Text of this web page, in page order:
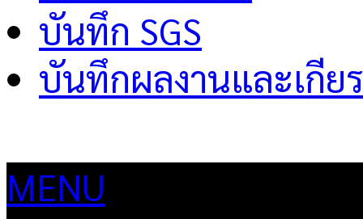
บันทึก SGS
บันทึกผลงานและเกีย
MENU